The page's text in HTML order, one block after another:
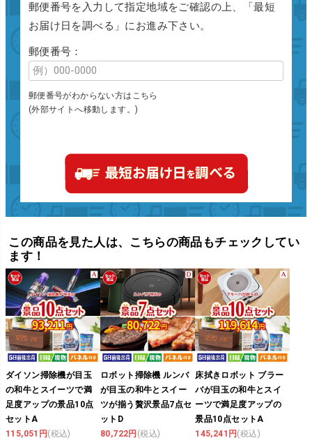
郵便番号を入力して指定地域をご確認の上、「最短
お届け日を調べる」にお進み下さい。
郵便番号：
郵便番号がわからない方はこちら
(外部サイトへ移動します。)
この商品を見た人は、こちらの商品もチェックしてい
ます！
ダイソン掃除機が目玉
の和牛とスイーツで満
足度アップの景品10点
セットA
115,051円 (税込)
ロボット掃除機 ルンバ
が目玉の和牛とスイー
ツが揃う贅沢景品7点セ
ットD
80,722円 (税込)
床拭きロボット ブラー
バが目玉の和牛とスイ
ーツで満足度アップの
景品10点セットA
145,241円 (税込)